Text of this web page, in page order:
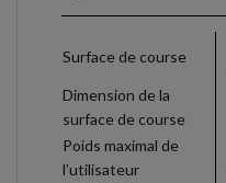
Surface de course
Dimension de la
surface de course
Poids maximal de
l’utilisateur